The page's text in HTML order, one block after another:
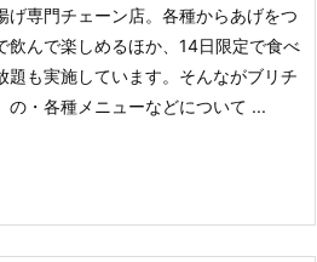
げ専門チェーン店。 各種からあげをつ
飲んで楽しめるほか、14日限定で食べ
題も実施しています。 そんながブリチ
の ・各種メニューなどについて ...